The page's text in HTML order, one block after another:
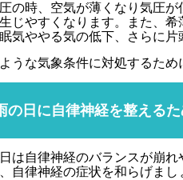
の時、空気が薄くなり気圧
じやすくなります。また、
気ややる気の低下、さらに片
うな気象条件に対処するた
の日に自律神経を整える
は自律神経のバランスが崩
自律神経の症状を和らげまし